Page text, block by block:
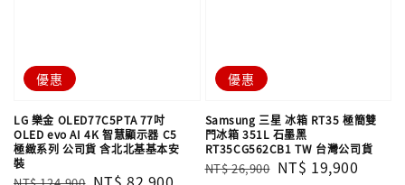
優惠
LG 樂金 OLED77C5PTA 77吋
OLED evo AI 4K 智慧顯示器 C5
極緻系列 公司貨 含北北基基本安
裝
優惠
Samsung 三星 冰箱 RT35 極簡雙
門冰箱 351L 石墨黑
RT35CG562CB1 TW 台灣公司貨
Regular
NT$ 26,900 Sale
NT$ 19,900